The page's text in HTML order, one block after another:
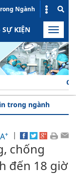
Ngành
SỰ KIỆN HOẠT
Toggle
trong ngành
A+ |
chống
đến 18 giờ